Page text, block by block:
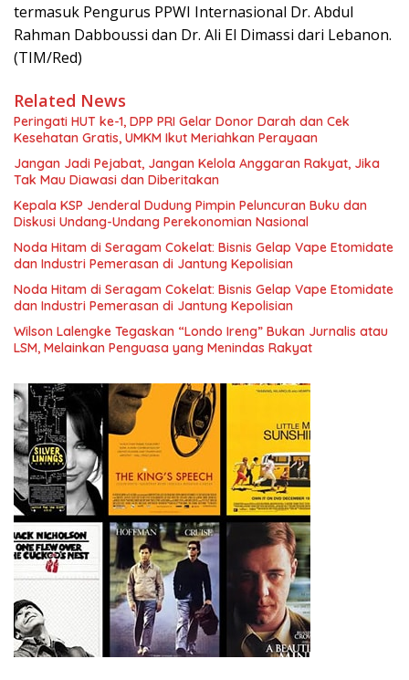
termasuk Pengurus PPWI Internasional Dr. Abdul
Rahman Dabboussi dan Dr. Ali El Dimassi dari Lebanon.
(TIM/Red)
Related News
Peringati HUT ke-1, DPP PRI Gelar Donor Darah dan Cek
Kesehatan Gratis, UMKM Ikut Meriahkan Perayaan
Jangan Jadi Pejabat, Jangan Kelola Anggaran Rakyat, Jika
Tak Mau Diawasi dan Diberitakan
Kepala KSP Jenderal Dudung Pimpin Peluncuran Buku dan
Diskusi Undang-Undang Perekonomian Nasional
Noda Hitam di Seragam Cokelat: Bisnis Gelap Vape Etomidate
dan Industri Pemerasan di Jantung Kepolisian
Noda Hitam di Seragam Cokelat: Bisnis Gelap Vape Etomidate
dan Industri Pemerasan di Jantung Kepolisian
Wilson Lalengke Tegaskan “Londo Ireng” Bukan Jurnalis atau
LSM, Melainkan Penguasa yang Menindas Rakyat